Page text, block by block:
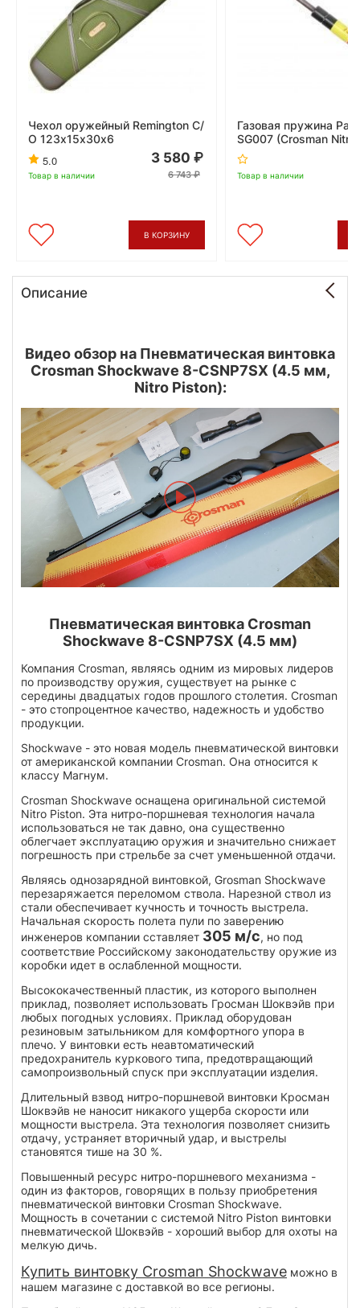
Чехол оружейный Remington С/
О 123х15х30х6
5.0
Товар в наличии
3 580
6 743
В КОРЗИНУ
Газовая пружина
SG007 (Crosman
Товар в наличии
Описание
Видео обзор на Пневматическая винтовка
Crosman Shockwave 8-CSNP7SX (4.5 мм,
Nitro Piston):
Пневматическая винтовка Crosman
Shockwave 8-CSNP7SX (4.5 мм)
Компания Crosman, являясь одним из мировых лидеров
по производству оружия, существует на рынке с
середины двадцатых годов прошлого столетия. Crosman
- это стопроцентное качество, надежность и удобство
продукции.
Shockwave - это новая модель пневматической винтовки
от американской компании Crosman. Она относится к
классу Магнум.
Crosman Shockwave оснащена оригинальной системой
Nitro Piston. Эта нитро-поршневая технология начала
использоваться не так давно, она существенно
облегчает эксплуатацию оружия и значительно снижает
погрешность при стрельбе за счет уменьшенной отдачи.
Являясь однозарядной винтовкой, Grosman Shockwave
перезаряжается переломом ствола. Нарезной ствол из
стали обеспечивает кучность и точность выстрела.
Начальная скорость полета пули по заверению
инженеров компании сставляет 305 м/с, но под
соответствие Российскому законодательству оружие из
коробки идет в ослабленной мощности.
Высококачественный пластик, из которого выполнен
приклад, позволяет использовать Гросман Шоквэйв при
любых погодных условиях. Приклад оборудован
резиновым затыльником для комфортного упора в
плечо. У винтовки есть неавтоматический
предохранитель куркового типа, предотвращающий
самопроизвольный спуск при эксплуатации изделия.
Длительный взвод нитро-поршневой винтовки Кросман
Шоквэйв не наносит никакого ущерба скорости или
мощности выстрела. Эта технология позволяет снизить
отдачу, устраняет вторичный удар, и выстрелы
становятся тише на 30 %.
Повышенный ресурс нитро-поршневого механизма -
один из факторов, говорящих в пользу приобретения
пневматической винтовки Crosman Shockwave.
Мощность в сочетании с системой Nitro Piston винтовки
пневматической Шоквэйв - хороший выбор для охоты на
мелкую дичь.
Купить винтовку Crosman Shockwave можно в
нашем магазине с доставкой во все регионы.